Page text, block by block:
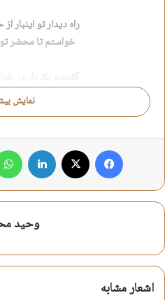
راه دیدار تو اینبار
خواستم تا محضر
سر به خاک مقدمت ای
از دو چشم خیس تو
کربلایم دیر شد،
آه آقا جان بگو که
وحید
شعر روضه
نمایش
فیس بوک
وحید
اشعار مشابه